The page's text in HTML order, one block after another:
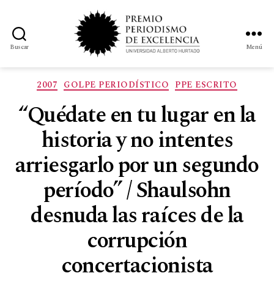
Buscar Menú
2007 GOLPE PERIODÍSTICO PPE ESCRITO
“Quédate en tu lugar en la
historia y no intentes
arriesgarlo por un segundo
período” / Shaulsohn
desnuda las raíces de la
corrupción
concertacionista